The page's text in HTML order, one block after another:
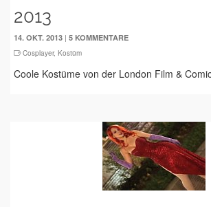
2013
14. OKT. 2013 | 5 KOMMENTARE
Cosplayer, Kostüm
Coole Kostüme von der London Film &